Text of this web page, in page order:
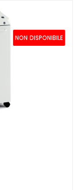
NON DISPONIBILE